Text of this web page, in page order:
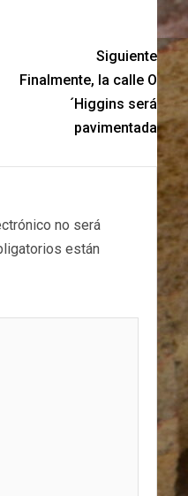
Siguiente
Finalmente, la calle O
´Higgins será
pavimentada
no será
están